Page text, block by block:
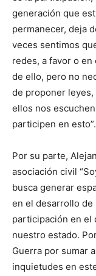
generación que
permanecer, deja
veces sentimos
redes, a favor o
de ello, pero no
de proponer leyes,
ellos nos
participen en esto”.
Por su parte,
asociación civil
busca generar
en el desarrollo de
participación en el
nuestro estado.
Guerra por sumar
inquietudes en